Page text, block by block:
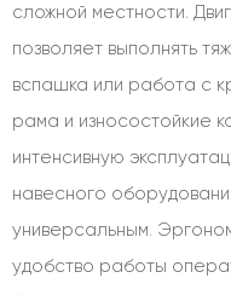
сложной местности.
позволяет выполнять
вспашка или работа с
рама и износостойкие
интенсивную
навесного
универсальным.
удобство работы